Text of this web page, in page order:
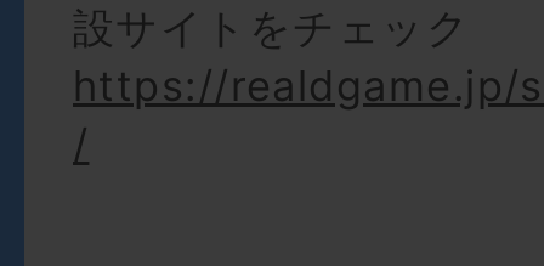
設サイトをチェック
https://realdgame.jp/
/